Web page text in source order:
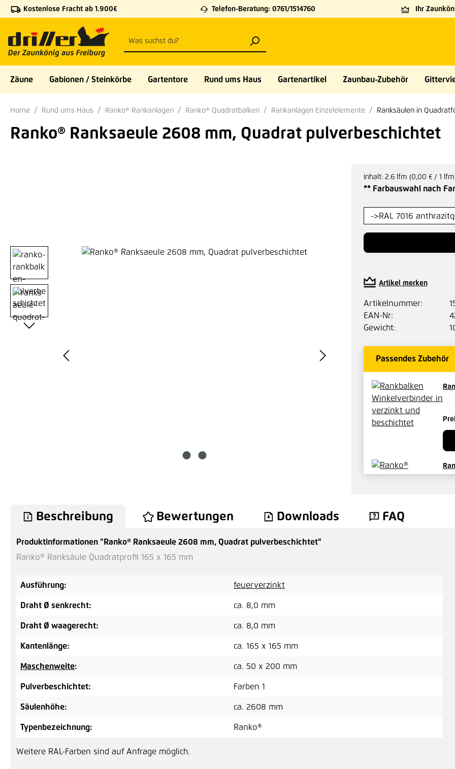
Hauptinhalt springen
Zur Suche springen
Zur Hauptnavigation springen
Kostenlose Fracht ab 1.900€ Telefon-Beratung: 0761/1514760 Ihr
Zäune Gabionen / Steinkörbe Gartentore Rund ums Haus Gartenartikel Zaunbau-Zubehör
Home Rund ums Haus Ranko® Rankanlagen Ranko® Quadratbalken Rankanlagen Einzelelemente Ranksäulen in
Ranko® Ranksaeule 2608 mm, Quadrat pulverbeschichtet
Bildergalerie überspringen
Inhalt: 2.6 lfm (0,00 € / 1
** Farbauswahl nach
Artikel merken
Artikelnummer:
EAN-Nr:
Gewicht:
Passendes Zubehör
Beschreibung Bewertungen Downloads FAQ
Produktinformationen "Ranko® Ranksaeule 2608 mm, Quadrat pulverbeschichtet"
Ranko® Ranksäule Quadratprofil 165 x 165 mm
Ausführung: feuerverzinkt
Draht Ø senkrecht: ca. 8,0 mm
Draht Ø waagerecht: ca. 8,0 mm
Kantenlänge: ca. 165 x 165 mm
Maschenweite: ca. 50 x 200 mm
Pulverbeschichtet: Farben 1
Säulenhöhe: ca. 2608 mm
Typenbezeichnung: Ranko®
Weitere RAL-Farben sind auf Anfrage möglich.